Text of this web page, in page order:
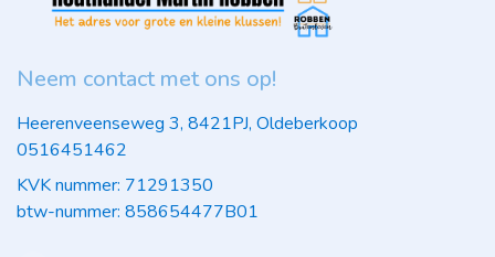
Neem contact met ons op!
Heerenveenseweg 3, 8421PJ, Oldeberkoop
0516451462
KVK nummer: 71291350
btw-nummer: 858654477B01